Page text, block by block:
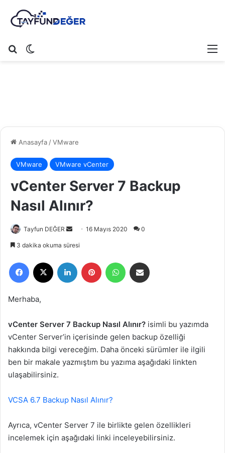
Arama yap ...
Anasayfa/VMware
VMware VMware vCenter
vCenter Server 7 Backup
Nasıl Alınır?
Tayfun DEĞER
e
-
t
a
g
ö
e
m
e
16 Mayıs 2020 0
3 dakika okuma süresi
Merhaba,
vCenter Server 7 Backup Nasıl Alınır? isimli bu yazımda
vCenter Server’in içerisinde gelen backup özelliği
hakkında bilgi vereceğim. Daha önceki sürümler ile ilgili
ben bir makale yazmıştım bu yazıma aşağıdaki linkten
ulaşabilirsiniz.
VCSA 6.7 Backup Nasıl Alınır?
Ayrıca, vCenter Server 7 ile birlikte gelen özellikleri
incelemek için aşağıdaki linki inceleyebilirsiniz.